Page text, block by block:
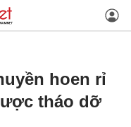
hoen rỉ
tháo dỡ